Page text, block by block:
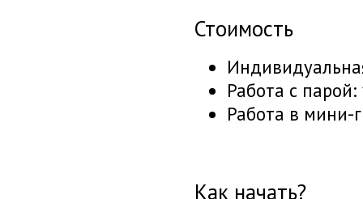
Стоимость
Работа с парой:
Работа в мини-
Как начать?